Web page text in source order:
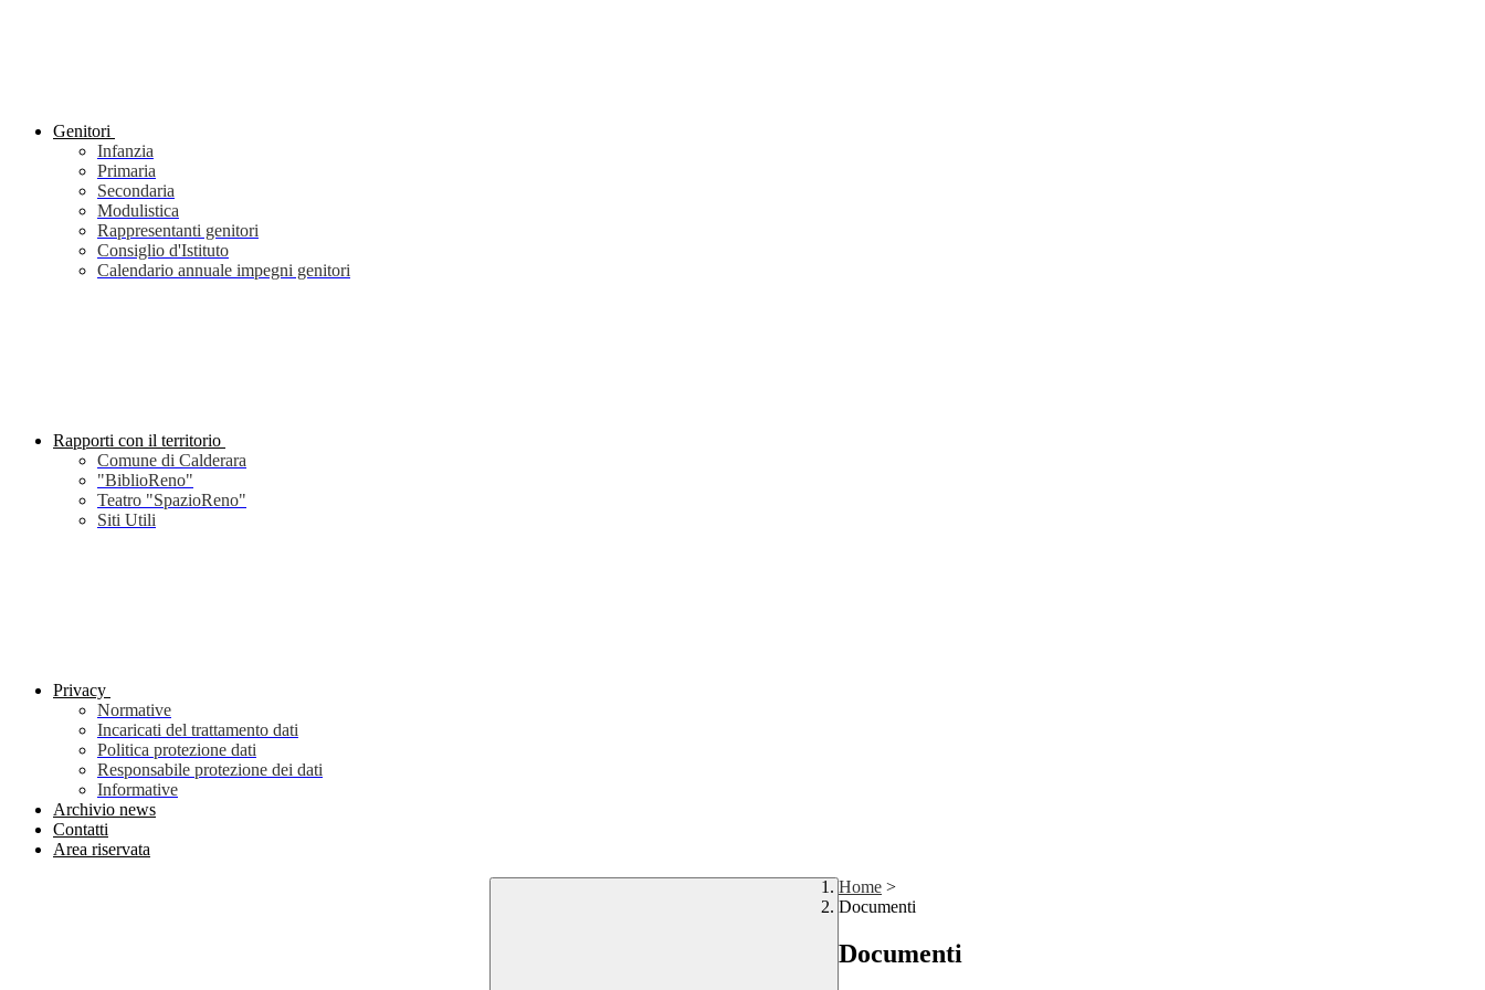
Genitori
Infanzia
Primaria
Secondaria
Modulistica
Rappresentanti genitori
Consiglio d'Istituto
Calendario annuale impegni genitori
Rapporti con il territorio
Comune di Calderara
"BiblioReno"
Teatro "SpazioReno"
Siti Utili
Privacy
Normative
Incaricati del trattamento dati
Politica protezione dati
Responsabile protezione dei dati
Informative
Archivio news
Contatti
Area riservata
Home >
Documenti
Documenti